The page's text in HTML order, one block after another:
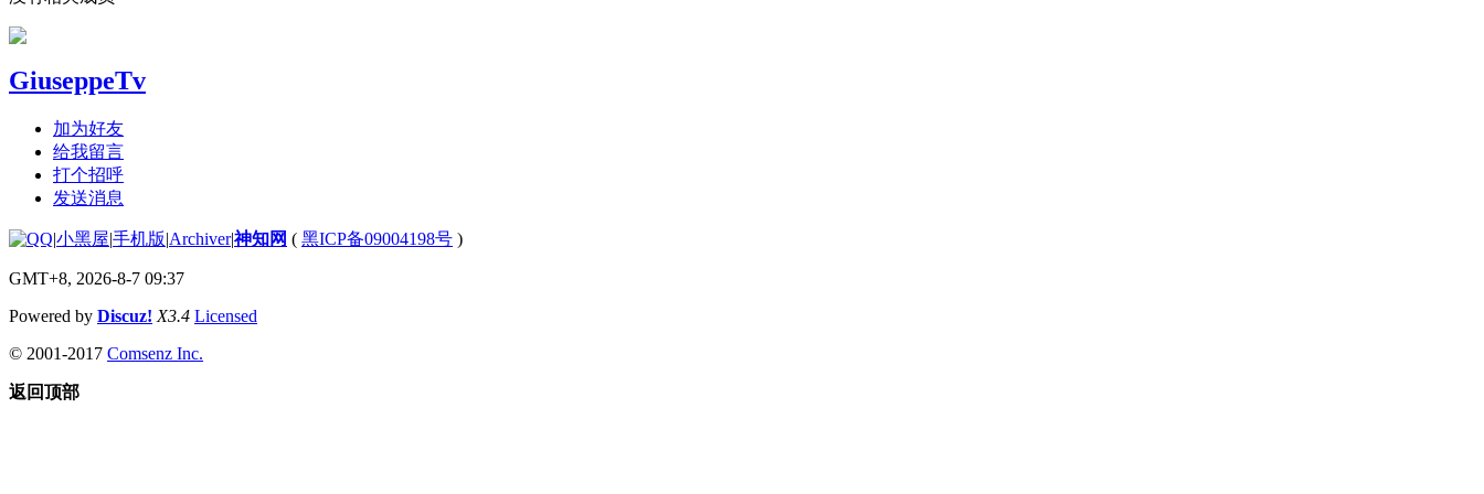
GiuseppeTv
加为好友
给我留言
打个招呼
发送消息
|小黑屋|手机版|Archiver|神知网 ( 黑ICP备09004198号 )
GMT+8, 2026-8-7 09:37
Powered by Discuz! X3.4 Licensed
© 2001-2017 Comsenz Inc.
返回顶部